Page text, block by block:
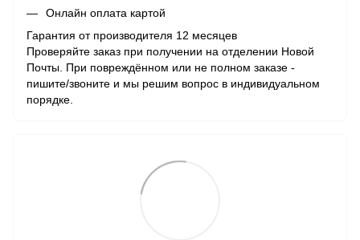
Онлайн оплата картой
Гарантия от производителя 12 месяцев
Проверяйте заказ при получении на отделении Новой
Почты. При повреждённом или не полном заказе -
пишите/звоните и мы решим вопрос в индивидуальном
порядке.